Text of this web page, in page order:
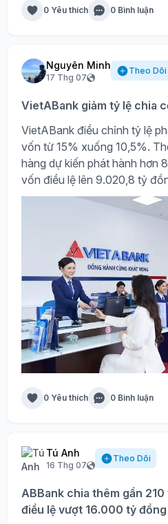
0 Yêu thích 0 Bình luận
Nguyên Minh
17 Thg 07
Theo Dõi
VietABank giảm tỷ lệ chia
VietABank điều chỉnh tỷ lệ
vốn từ 15% xuống 10,5%.
hàng dự kiến phát hành hơn
vốn điều lệ lên 9.020,8 tỷ
0 Yêu thích 0 Bình luận
Tú Anh
16 Thg 07
Theo Dõi
ABBank chia thêm gần
điều lệ vượt 16.000 tỷ đồng